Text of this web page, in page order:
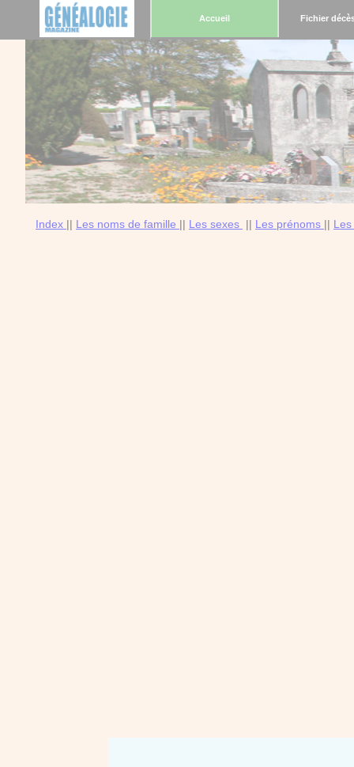
Accueil Fichier
Index || Les noms de famille || Les sexes || Les prénoms ||